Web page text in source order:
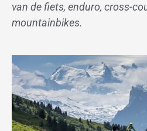
van de fiets, enduro, cross-
mountainbikes.